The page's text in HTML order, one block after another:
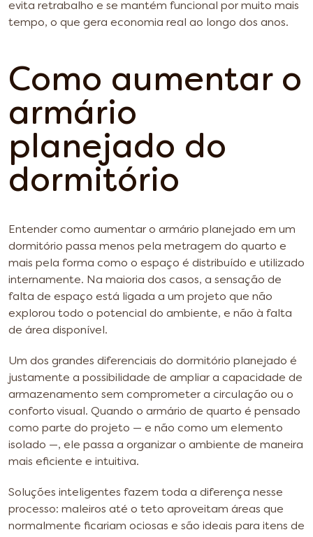
evita retrabalho e se mantém funcional por muito mais
tempo, o que gera economia real ao longo dos anos.
Como aumentar o
armário
planejado do
dormitório
Entender como aumentar o armário planejado em um
dormitório passa menos pela metragem do quarto e
mais pela forma como o espaço é distribuído e utilizado
internamente. Na maioria dos casos, a sensação de
falta de espaço está ligada a um projeto que não
explorou todo o potencial do ambiente, e não à falta
de área disponível.
Um dos grandes diferenciais do dormitório planejado é
justamente a possibilidade de ampliar a capacidade de
armazenamento sem comprometer a circulação ou o
conforto visual. Quando o armário de quarto é pensado
como parte do projeto — e não como um elemento
isolado —, ele passa a organizar o ambiente de maneira
mais eficiente e intuitiva.
Soluções inteligentes fazem toda a diferença nesse
processo: maleiros até o teto aproveitam áreas que
normalmente ficariam ociosas e são ideais para itens de